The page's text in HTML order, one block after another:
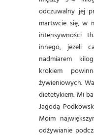
odczuwalny jej
martwcie się, w
intensywności
innego, jeżeli
nadmiarem
krokiem
żywieniowych.
dietetykiem. Mi
Jagodą
Moim
odżywianie